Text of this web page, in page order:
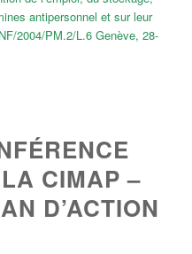
antipersonnel et sur leur
2004/PM.2/L.6 Genève, 28-
CIMAP –
D’ACTION